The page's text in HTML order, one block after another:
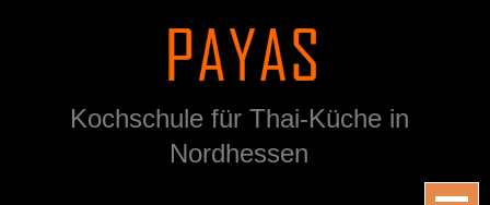
Kochschule für Thai-Küche in
Nordhessen